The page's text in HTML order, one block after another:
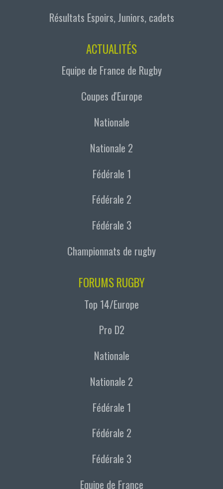
Résultats Espoirs, Juniors, cadets
ACTUALITÉS
Equipe de France de Rugby
Coupes d'Europe
Nationale
Nationale 2
Fédérale 1
Fédérale 2
Fédérale 3
Championnats de rugby
FORUMS RUGBY
Top 14/Europe
Pro D2
Nationale
Nationale 2
Fédérale 1
Fédérale 2
Fédérale 3
Equipe de France